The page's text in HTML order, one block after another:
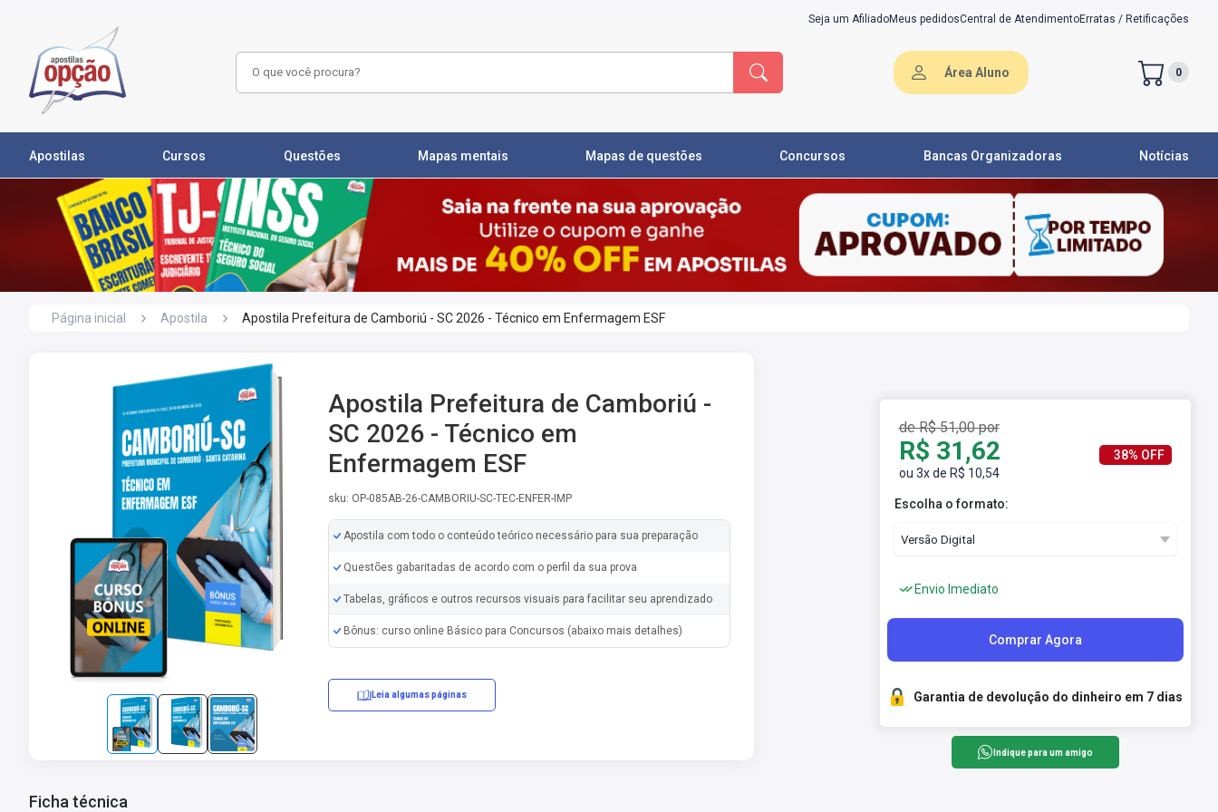
Seja um AfiliadoMeus pedidosCentral de AtendimentoErratas / Retificações
Área Aluno 0
Apostilas Cursos Questões Mapas mentais Mapas de questões Concursos Bancas Organizadoras Notícias
Página inicial Apostila Apostila Prefeitura de Camboriú - SC 2026 - Técnico em Enfermagem ESF
Apostila Prefeitura de Camboriú -
SC 2026 - Técnico em
Enfermagem ESF
sku: OP-085AB-26-CAMBORIU-SC-TEC-ENFER-IMP
Apostila com todo o conteúdo teórico necessário para sua preparação
Questões gabaritadas de acordo com o perfil da sua prova
Tabelas, gráficos e outros recursos visuais para facilitar seu aprendizado
Bônus: curso online Básico para Concursos (abaixo mais detalhes)
Leia algumas páginas
Ficha técnica
de R$ 51,00 por
R$ 31,62
ou 3x de R$ 10,54
38% OFF
Escolha o formato:
Envio Imediato
Comprar Agora
Garantia de devolução do dinheiro em 7 dias
Indique para um amigo